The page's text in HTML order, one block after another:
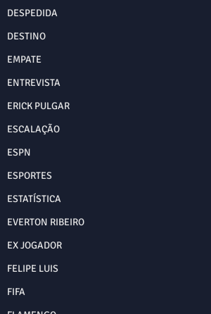
DESPEDIDA
DESTINO
EMPATE
ENTREVISTA
ERICK PULGAR
ESCALAÇÃO
ESPN
ESPORTES
ESTATÍSTICA
EVERTON RIBEIRO
EX JOGADOR
FELIPE LUIS
FIFA